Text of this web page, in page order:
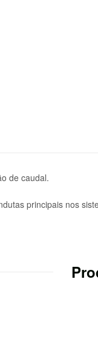
de caudal.
principais nos